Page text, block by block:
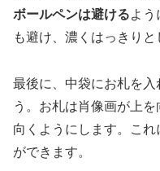
ボールペンは避けるよう
も避け、濃くはっきりと
最後に、中袋にお札を入
う。お札は肖像画が上
向くようにします。こ
ができます。